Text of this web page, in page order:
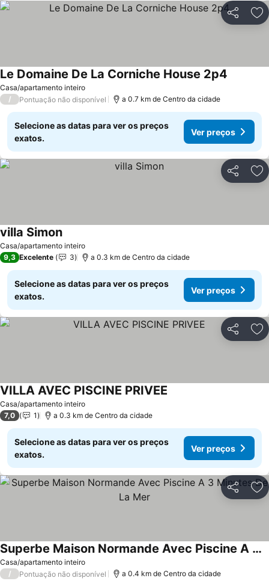
Partilhar
Casa/apartamento inteiro
Le Domaine De La Corniche House 2p4
/ Pontuação não disponível a 0.7 km de Centro da cidade
Selecione as datas para ver os preços
exatos.
Ver preços
Partilhar
Casa/apartamento inteiro
villa Simon
9,3 Excelente 3 a 0.3 km de Centro da cidade
Selecione as datas para ver os preços
exatos.
Ver preços
Partilhar
Casa/apartamento inteiro
VILLA AVEC PISCINE PRIVEE
7,0 1 a 0.3 km de Centro da cidade
Selecione as datas para ver os preços
exatos.
Ver preços
Partilhar
Casa/apartamento inteiro
Superbe Maison Normande Avec Piscine A 3 Minutes De La Mer
/ Pontuação não disponível a 0.4 km de Centro da cidade